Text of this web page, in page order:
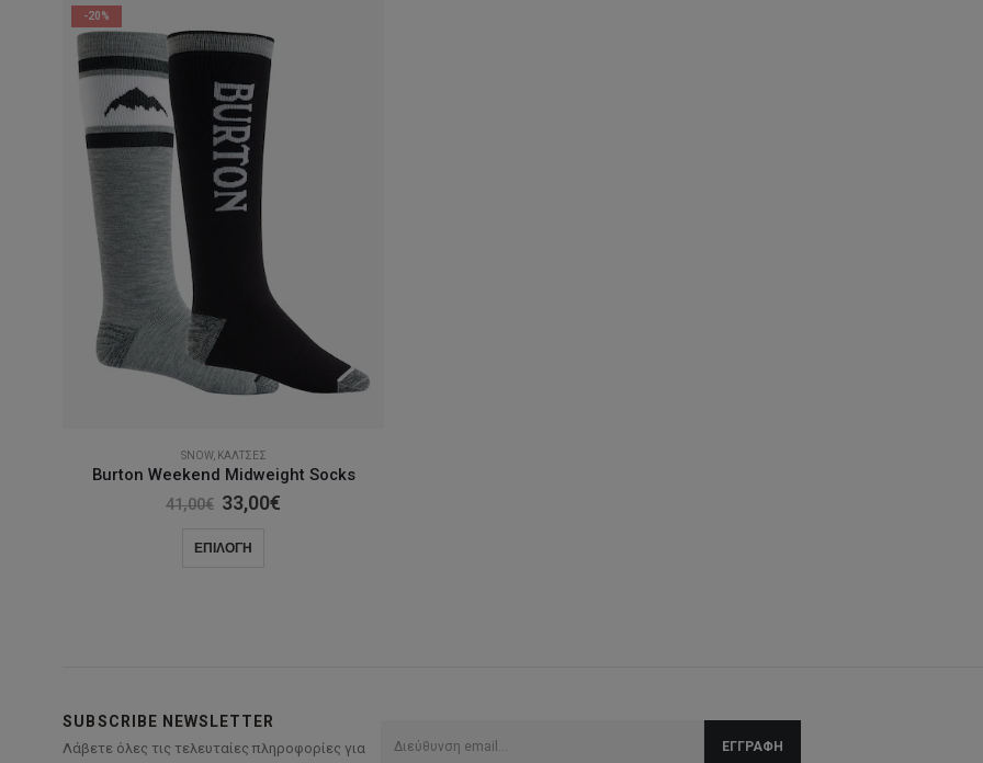
-20%
SNOW, ΚΆΛΤΣΕΣ
Burton Weekend Midweight Socks
41,00€ Original
was:
33,00€
ΕΠΙΛΟΓΉ
επιλογές
μπορούν
SUBSCRIBE NEWSLETTER
Λάβετε όλες τις τελευταίες πληροφορίες για